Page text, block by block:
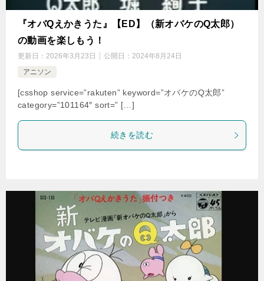
『オバQえかきうた』【ED】（新オバケのQ太郎）
の動画を楽しもう！
更新日： 2026年3月23日 公開日： 2024年8月24日
アニソン
[csshop service=”rakuten” keyword=”オバケのQ太郎”
category=”101164″ sort=” […]
続きを読む